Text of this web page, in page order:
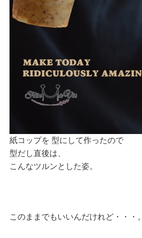
紙コップを 型にして作ったので
型だし直後は、
こんなツルンとした姿。
このままでもいいんだけれど・・・。